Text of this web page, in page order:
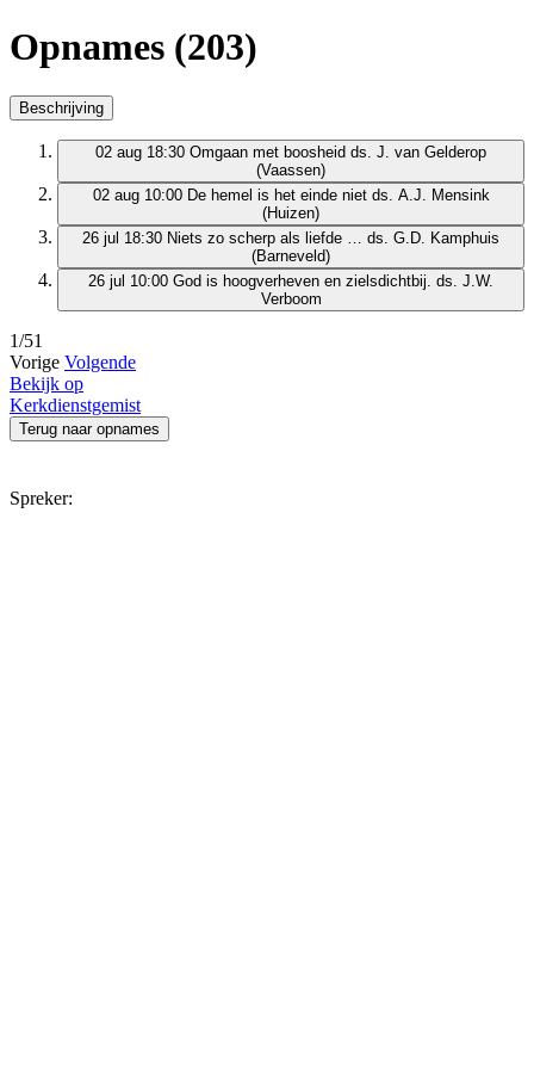
Opnames (203)
Beschrijving
02 aug 18:30 Omgaan met boosheid ds. J. van Gelderop
(Vaassen)
02 aug 10:00 De hemel is het einde niet ds. A.J. Mensink
(Huizen)
26 jul 18:30 Niets zo scherp als liefde … ds. G.D. Kamphuis
(Barneveld)
26 jul 10:00 God is hoogverheven en zielsdichtbij. ds. J.W.
Verboom
1/51
Vorige Volgende
Bekijk op
Kerkdienstgemist
Terug naar opnames
Spreker: